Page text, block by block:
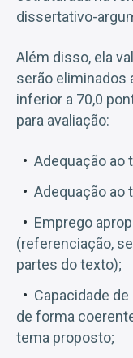
dissertativo-
Além disso, ela
serão eliminados
inferior a 70,0
para avaliação:
Adequação ao
Adequação ao
Emprego
(referenciação,
partes do texto);
Capacidade
de forma
tema proposto;